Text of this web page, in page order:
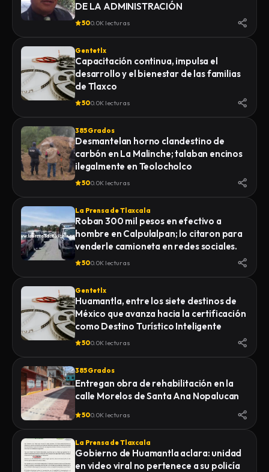
DE LA ADMINISTRACIÓN
500.0K lecturas
Gentetlx
Capacitación continua, impulsa el
desarrollo y el bienestar de las familias
de Tlaxco
500.0K lecturas
385 Grados
Desmantelan horno clandestino de
carbón en La Malinche; talaban encinos
ilegalmente en Teolocholco
500.0K lecturas
La Prensa de Tlaxcala
Roban 300 mil pesos en efectivo a
hombre en Calpulalpan; lo citaron para
venderle camioneta en redes sociales.
500.0K lecturas
Gentetlx
Huamantla, entre los siete destinos de
México que avanza hacia la certificación
como Destino Turístico Inteligente
500.0K lecturas
385 Grados
Entregan obra de rehabilitación en la
calle Morelos de Santa Ana Nopalucan
500.0K lecturas
La Prensa de Tlaxcala
Gobierno de Huamantla aclara: unidad
en video viral no pertenece a su policía